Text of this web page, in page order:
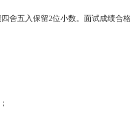
舍五入保留2位小数。面试成绩合
；